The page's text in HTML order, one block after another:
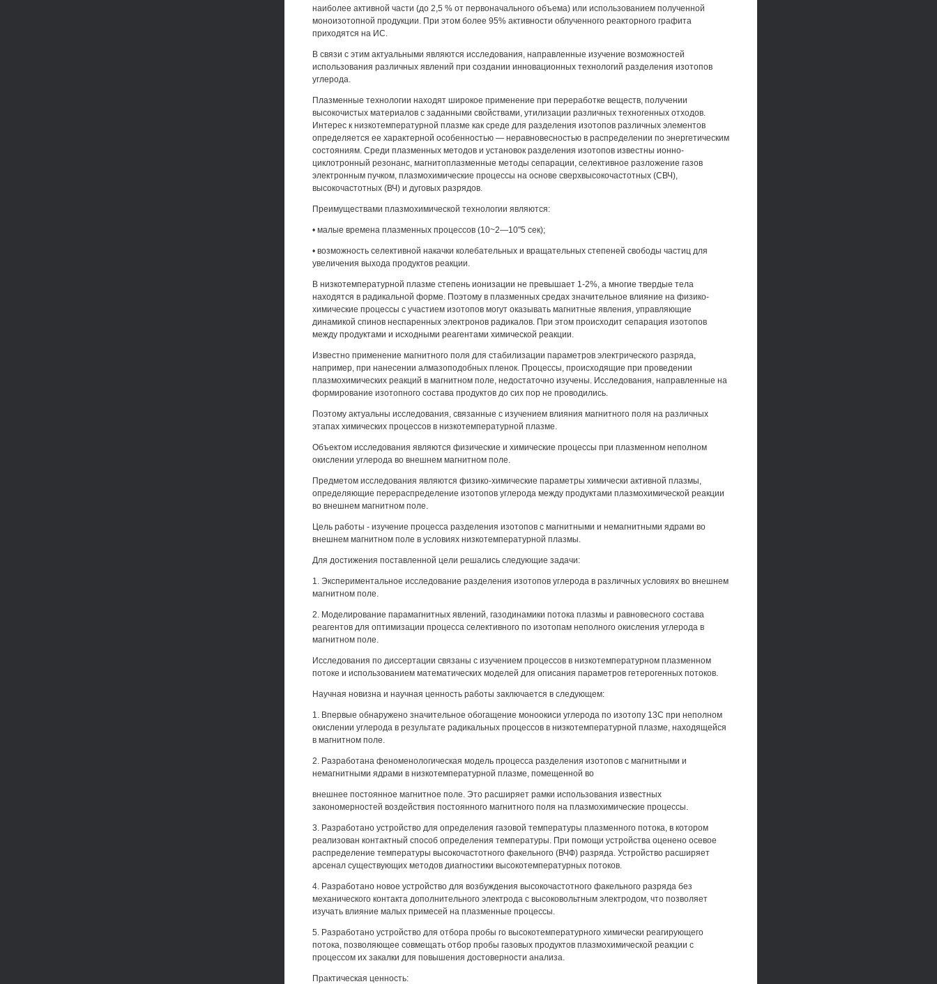
наиболее активной части (до 2,5 % от первоначального объема) или использованием полученной
моноизотопной продукции. При этом более 95% активности облученного реакторного графита
приходятся на ИС.
В связи с этим актуальными являются исследования, направленные изучение возможностей
использования различных явлений при создании инновационных технологий разделения изотопов
углерода.
Плазменные технологии находят широкое применение при переработке веществ, получении
высокочистых материалов с заданными свойствами, утилизации различных техногенных отходов.
Интерес к низкотемпературной плазме как среде для разделения изотопов различных элементов
определяется ее характерной особенностью — неравновесностью в распределении по энергетическим
состояниям. Среди плазменных методов и установок разделения изотопов известны ионно-
циклотронный резонанс, магнитоплазменные методы сепарации, селективное разложение газов
электронным пучком, плазмохимические процессы на основе сверхвысокочастотных (СВЧ),
высокочастотных (ВЧ) и дуговых разрядов.
Преимуществами плазмохимической технологии являются:
• малые времена плазменных процессов (10~2—10"5 сек);
• возможность селективной накачки колебательных и вращательных степеней свободы частиц для
увеличения выхода продуктов реакции.
В низкотемпературной плазме степень ионизации не превышает 1-2%, а многие твердые тела
находятся в радикальной форме. Поэтому в плазменных средах значительное влияние на физико-
химические процессы с участием изотопов могут оказывать магнитные явления, управляющие
динамикой спинов неспаренных электронов радикалов. При этом происходит сепарация изотопов
между продуктами и исходными реагентами химической реакции.
Известно применение магнитного поля для стабилизации параметров электрического разряда,
например, при нанесении алмазоподобных пленок. Процессы, происходящие при проведении
плазмохимических реакций в магнитном поле, недостаточно изучены. Исследования, направленные на
формирование изотопного состава продуктов до сих пор не проводились.
Поэтому актуальны исследования, связанные с изучением влияния магнитного поля на различных
этапах химических процессов в низкотемпературной плазме.
Объектом исследования являются физические и химические процессы при плазменном неполном
окислении углерода во внешнем магнитном поле.
Предметом исследования являются физико-химические параметры химически активной плазмы,
определяющие перераспределение изотопов углерода между продуктами плазмохимической реакции
во внешнем магнитном поле.
Цель работы - изучение процесса разделения изотопов с магнитными и немагнитными ядрами во
внешнем магнитном поле в условиях низкотемпературной плазмы.
Для достижения поставленной цели решались следующие задачи:
1. Экспериментальное исследование разделения изотопов углерода в различных условиях во внешнем
магнитном поле.
2. Моделирование парамагнитных явлений, газодинамики потока плазмы и равновесного состава
реагентов для оптимизации процесса селективного по изотопам неполного окисления углерода в
магнитном поле.
Исследования по диссертации связаны с изучением процессов в низкотемпературном плазменном
потоке и использованием математических моделей для описания параметров гетерогенных потоков.
Научная новизна и научная ценность работы заключается в следующем:
1. Впервые обнаружено значительное обогащение моноокиси углерода по изотопу 13С при неполном
окислении углерода в результате радикальных процессов в низкотемпературной плазме, находящейся
в магнитном поле.
2. Разработана феноменологическая модель процесса разделения изотопов с магнитными и
немагнитными ядрами в низкотемпературной плазме, помещенной во
внешнее постоянное магнитное поле. Это расширяет рамки использования известных
закономерностей воздействия постоянного магнитного поля на плазмохимические процессы.
3. Разработано устройство для определения газовой температуры плазменного потока, в котором
реализован контактный способ определения температуры. При помощи устройства оценено осевое
распределение температуры высокочастотного факельного (ВЧФ) разряда. Устройство расширяет
арсенал существующих методов диагностики высокотемпературных потоков.
4. Разработано новое устройство для возбуждения высокочастотного факельного разряда без
механического контакта дополнительного электрода с высоковольтным электродом, что позволяет
изучать влияние малых примесей на плазменные процессы.
5. Разработано устройство для отбора пробы го высокотемпературного химически реагирующего
потока, позволяющее совмещать отбор пробы газовых продуктов плазмохимической реакции с
процессом их закалки для повышения достоверности анализа.
Практическая ценность: